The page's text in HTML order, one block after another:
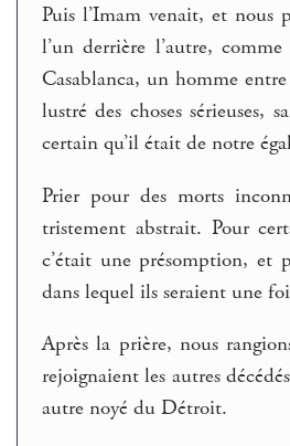
Puis l’Imam venait, et nous
l’un derrière l’autre,
Casablanca, un homme
lustré des choses sérieuses,
certain qu’il était de notre
Prier pour des morts
tristement abstrait. Pour
c’était une présomption, et
dans lequel ils seraient une
Après la prière, nous
rejoignaient les autres
autre noyé du Détroit.